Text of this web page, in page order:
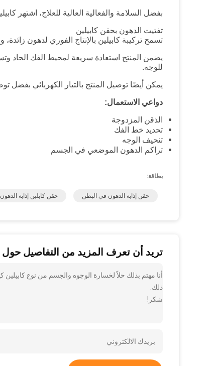
بفضل السلامة والفعالية العالية للعلاج، اشتهر
تفتيت الدهون بحقن كابيلين
تسمح تركيبة كابيلين بالإنتاج الفوري لدهون
يضمن المنتج استعادة سريعة لمحيط الفك الحاد
للوجه.
يمكن أيضًا توصيل المنتج بالتيار الكهربائي بفضل
دواعي الاستعمال:
الذقن المزدوجة
تحديد خط الفك
تنحيف الوجه
تراكم الدهون الموضعي في الجسم
بطاقة:
حقن إذابة الدهون في البطن حقن كابلين إذابة الدهون
تريد أن تعرف المزيد من التفاصيل حول
أنا مهتم بذلك حلاً لخسارة الوجوه والجسم من نوع
ذلك.
شكر!